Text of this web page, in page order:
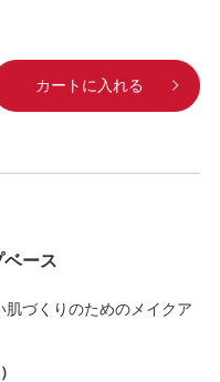
カートに入れる
ベース
肌づくりのためのメイクア